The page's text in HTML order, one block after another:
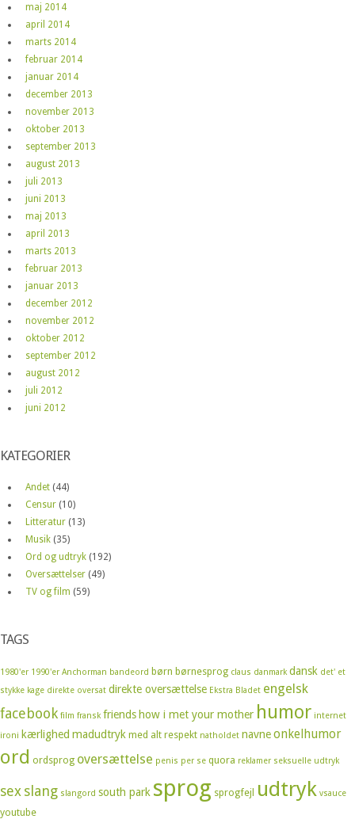
maj 2014
april 2014
marts 2014
februar 2014
januar 2014
december 2013
november 2013
oktober 2013
september 2013
august 2013
juli 2013
juni 2013
maj 2013
april 2013
marts 2013
februar 2013
januar 2013
december 2012
november 2012
oktober 2012
september 2012
august 2012
juli 2012
juni 2012
KATEGORIER
Andet (44)
Censur (10)
Litteratur (13)
Musik (35)
Ord og udtryk (192)
Oversættelser (49)
TV og film (59)
TAGS
1980'er 1990'er Anchorman bandeord børn børnesprog claus danmark dansk det' et
stykke kage direkte oversat direkte oversættelse Ekstra Bladet engelsk
facebook film fransk friends how i met your mother humor internet
ironi kærlighed madudtryk med alt respekt natholdet navneonkelhumor
ord ordsprog oversættelse penis per se quora reklamer seksuelle udtryk
sexslang slangord south park sprog sprogfejl udtryk vsauce
youtube